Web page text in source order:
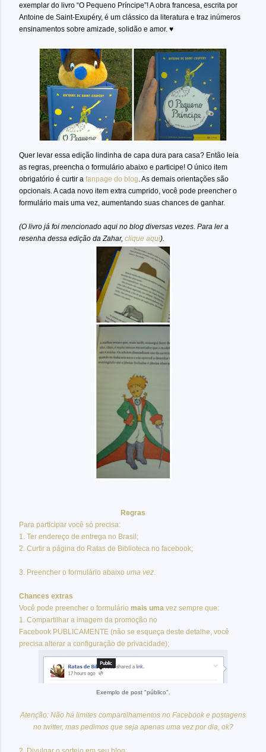
exemplar do livro “O Pequeno Príncipe”! A obra francesa, escrita por
Antoine de Saint-Exupéry, é um clássico da literatura e traz inúmeros
ensinamentos sobre amizade, solidão e amor. ♥
Quer levar essa edição lindinha de capa dura para casa? Então leia
as regras, preencha o formulário abaixo e participe! O único item
obrigatório é curtir a fanpage do blog. As demais orientações são
opcionais. A cada novo item extra cumprido, você pode preencher o
formulário mais uma vez, aumentando suas chances de ganhar.
(O livro já foi mencionado aqui no blog diversas vezes. Para ler a
resenha dessa edição da Zahar, clique aqui).
Regras
Para participar você só precisa:
1. Ter endereço de entrega no Brasil;
2. Curtir a página do Ratas de Biblioteca no facebook;
3. Preencher o formulário abaixo uma vez.
Chances extras
Você pode preencher o formulário mais uma vez sempre que:
1. Compartilhar a imagem da promoção no
Facebook PUBLICAMENTE (não se esqueça deste detalhe, você
precisa alterar a configuração de privacidade);
Exemplo de post "público".
Atenção: Não há limites compartilhamentos no Facebook e postagens
no twitter, mas pedimos que seja apenas uma vez por dia, ok?